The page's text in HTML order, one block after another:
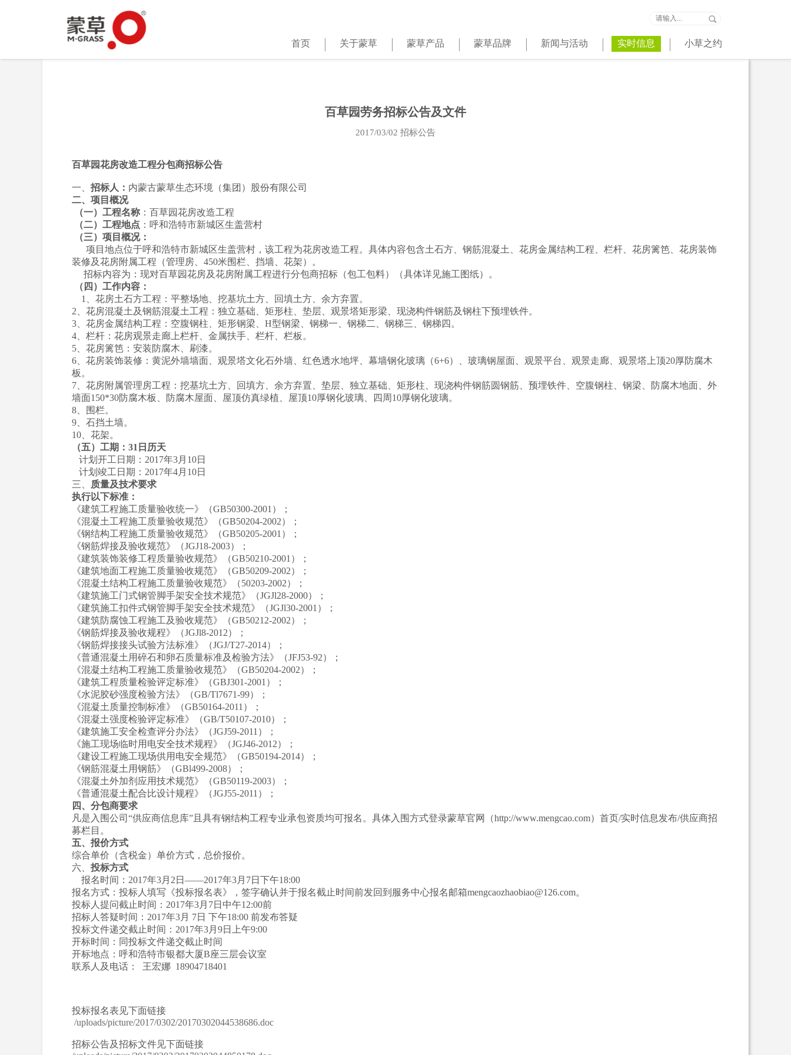
首页 关于蒙草 蒙草产品 蒙草品牌 新闻与活动 实时信息 小草之约
百草园劳务招标公告及文件
2017/03/02 招标公告
百草园花房改造工程分包商招标公告
一、 招标人： 内蒙古蒙草生态环境（集团）股份有限公司
二、项目概况
（一）工程名称 ：百草园花房改造工程
（二）工程地点 ：呼和浩特市新城区生盖营村
（三）项目概况：
项目地点位于呼和浩特市新城区生盖营村，该工程为花房改造工程。具体内容包含土石方、钢筋混凝土、花房金属结构工程、栏杆、花房篱笆、花房装饰
装修及花房附属工程（管理房、450米围栏、挡墙、花架）。
招标内容为：现对百草园花房及花房附属工程进行分包商招标（包工包料）（具体详见施工图纸）。
（四）工作内容：
1、花房土石方工程：平整场地、挖基坑土方、回填土方、余方弃置。
2、花房混凝土及钢筋混凝土工程：独立基础、矩形柱、垫层、观景塔矩形梁、现浇构件钢筋及钢柱下预埋铁件。
3、花房金属结构工程：空腹钢柱、矩形钢梁、H型钢梁、钢梯一、钢梯二、钢梯三、钢梯四。
4、栏杆：花房观景走廊上栏杆、金属扶手、栏杆、栏板。
5、花房篱笆：安装防腐木、刷漆。
6、花房装饰装修：黄泥外墙墙面、观景塔文化石外墙、红色透水地坪、幕墙钢化玻璃（6+6）、玻璃钢屋面、观景平台、观景走廊、观景塔上顶20厚防腐木
板。
7、花房附属管理房工程：挖基坑土方、回填方、余方弃置、垫层、独立基础、矩形柱、现浇构件钢筋圆钢筋、预埋铁件、空腹钢柱、钢梁、防腐木地面、外
墙面150*30防腐木板、防腐木屋面、屋顶仿真绿植、屋顶10厚钢化玻璃、四周10厚钢化玻璃。
8、围栏。
9、石挡土墙。
10、花架。
（五）工期：31日历天
计划开工日期：2017年3月10日
计划竣工日期：2017年4月10日
三、
质量及技术要求
执行以下标准：
《建筑工程施工质量验收统一》（GB50300-2001）；
《混凝土工程施工质量验收规范》（GB50204-2002）；
《钢结构工程施工质量验收规范》（GB50205-2001）；
《钢筋焊接及验收规范》（JGJ18-2003）；
《建筑装饰装修工程质量验收规范》（GB50210-2001）；
《建筑地面工程施工质量验收规范》（GB50209-2002）；
《混凝土结构工程施工质量验收规范》（50203-2002）；
《建筑施工门式钢管脚手架安全技术规范》（JGJl28-2000）；
《建筑施工扣件式钢管脚手架安全技术规范》（JGJl30-2001）；
《建筑防腐蚀工程施工及验收规范》（GB50212-2002）；
《钢筋焊接及验收规程》（JGJl8-2012）；
《钢筋焊接接头试验方法标准》（JGJ/T27-2014）；
《普通混凝土用碎石和卵石质量标准及检验方法》（JFJ53-92）；
《混凝土结构工程施工质量验收规范》（GB50204-2002）；
《建筑工程质量检验评定标准》（GBJ301-2001）；
《水泥胶砂强度检验方法》（GB/Tl7671-99）；
《混凝土质量控制标准》（GB50164-2011）；
《混凝土强度检验评定标准》（GB/T50107-2010）；
《建筑施工安全检查评分办法》（JGJ59-2011）；
《施工现场临时用电安全技术规程》（JGJ46-2012）；
《建设工程施工现场供用电安全规范》（GB50194-2014）；
《钢筋混凝土用钢筋》（GBl499-2008）；
《混凝土外加剂应用技术规范》（GB50119-2003）；
《普通混凝土配合比设计规程》（JGJ55-2011）；
四、分包商要求
凡是入围公司“供应商信息库”且具有钢结构工程专业承包资质均可报名。具体入围方式登录蒙草官网（http://www.mengcao.com）首页/实时信息发布/供应商招
募栏目。
五、报价方式
综合单价（含税金）单价方式，总价报价。
六、 投标方式
报名时间：2017年3月2日——2017年3月7日下午18:00
报名方式：投标人填写《投标报名表》，签字确认并于报名截止时间前发回到服务中心报名邮箱mengcaozhaobiao@126.com。
投标人提问截止时间：2017年3月7日中午12:00前
招标人答疑时间：2017年3月 7日 下午18:00 前发布答疑
投标文件递交截止时间：2017年3月9日上午9:00
开标时间：同投标文件递交截止时间
开标地点：呼和浩特市银都大厦B座三层会议室
联系人及电话： 王宏娜 18904718401
投标报名表见下面链接
/uploads/picture/2017/0302/20170302044538686.doc
招标公告及招标文件见下面链接